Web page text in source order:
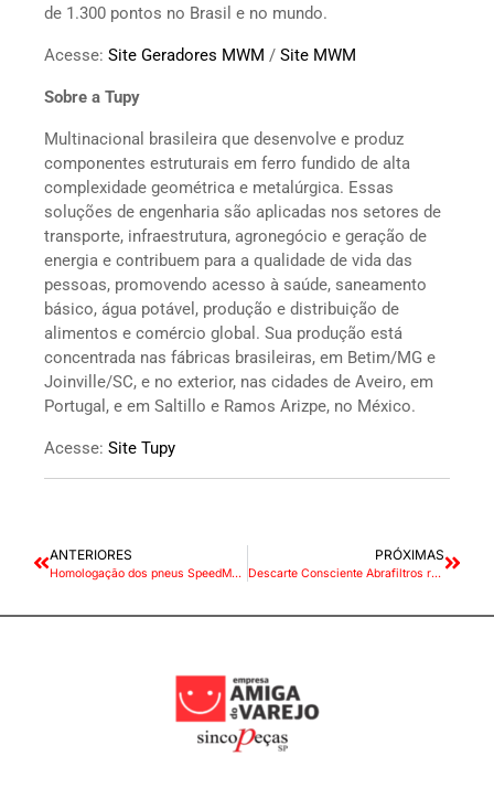
de 1.300 pontos no Brasil e no mundo.
Acesse: Site Geradores MWM / Site MWM
Sobre a Tupy
Multinacional brasileira que desenvolve e produz
componentes estruturais em ferro fundido de alta
complexidade geométrica e metalúrgica. Essas
soluções de engenharia são aplicadas nos setores de
transporte, infraestrutura, agronegócio e geração de
energia e contribuem para a qualidade de vida das
pessoas, promovendo acesso à saúde, saneamento
básico, água potável, produção e distribuição de
alimentos e comércio global. Sua produção está
concentrada nas fábricas brasileiras, em Betim/MG e
Joinville/SC, e no exterior, nas cidades de Aveiro, em
Portugal, e em Saltillo e Ramos Arizpe, no México.
Acesse: Site Tupy
ANTERIORES
Homologação dos pneus SpeedMax maximiza desempenho de caminhões
PRÓXIMAS
Descarte Consciente Abrafiltros recicla mais de 37,2 milhões de filtros